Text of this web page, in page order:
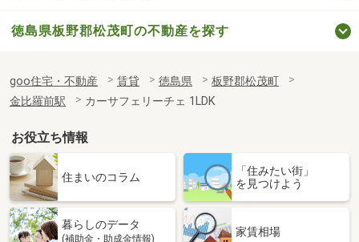
徳島県板野郡松茂町の不動産を探す
goo住宅・不動産 賃貸 徳島県
板野郡松茂町
金比羅前駅
カーサフェリーチェ 1LDK
お役立ち情報
住まいのコラム
「住みたい街」
を見つけよう
暮らしのデータ
(補助金・助成金情報)
家賃相場